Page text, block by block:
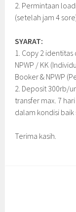
2. Permintaan
(setelah jam 4
SYARAT:
1. Copy 2 identitas
NPWP / KK
Booker & NPWP
2. Deposit 300rb/
transfer max. 7
dalam kondisi
Terima kasih.